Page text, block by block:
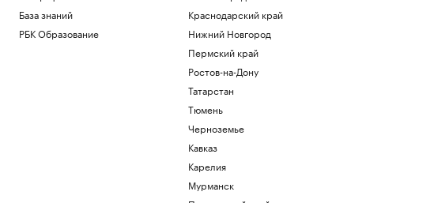
База знаний
РБК Образование
Краснодарский край
Нижний Новгород
Пермский край
Ростов-на-Дону
Татарстан
Тюмень
Черноземье
Кавказ
Карелия
Мурманск